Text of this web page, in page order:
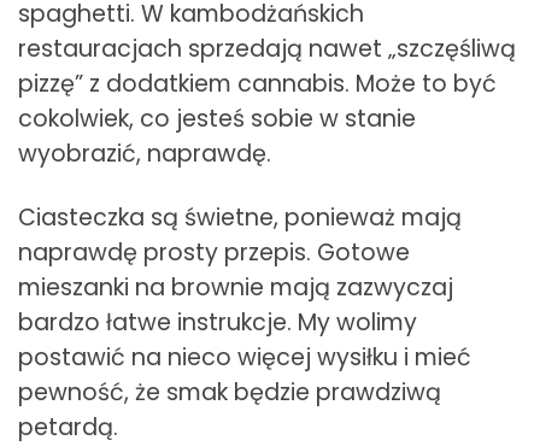
spaghetti. W kambodżańskich
restauracjach sprzedają nawet „szczęśliwą
pizzę” z dodatkiem cannabis. Może to być
cokolwiek, co jesteś sobie w stanie
wyobrazić, naprawdę.
Ciasteczka są świetne, ponieważ mają
naprawdę prosty przepis. Gotowe
mieszanki na brownie mają zazwyczaj
bardzo łatwe instrukcje. My wolimy
postawić na nieco więcej wysiłku i mieć
pewność, że smak będzie prawdziwą
petardą.